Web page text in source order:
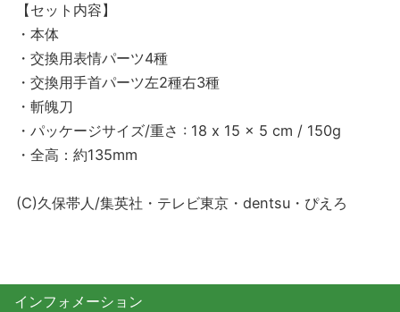
【セット内容】
・本体
・交換用表情パーツ4種
・交換用手首パーツ左2種右3種
・斬魄刀
・パッケージサイズ/重さ : 18 x 15 x 5 cm / 150g
・全高：約135mm
(C)久保帯人/集英社・テレビ東京・dentsu・ぴえろ
インフォメーション